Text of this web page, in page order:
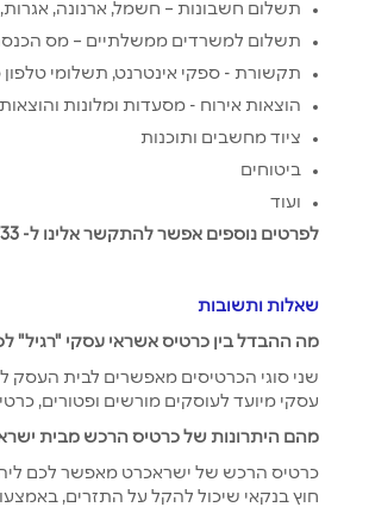
תשלום חשבונות – חשמל, ארנונה, אגרות,
תשלום למשרדים ממשלתיים – מס
תקשורת - ספקי אינטרנט, תשלומי טלפון
הוצאות אירוח - מסעדות ומלונות
ציוד מחשבים ותוכנות
ביטוחים
ועוד
לפרטים נוספים אפשר להתקשר אלינו ל- 03-6364733 או להשאיר פרטים מטה.
שאלות ותשובות
מה ההבדל בין כרטיס אשראי עסקי "רגיל"
שני סוגי הכרטיסים מאפשרים לבית העסק
עסקי מיועד לעוסקים מורשים ופטורים,
מהם היתרונות של כרטיס הרכש מבית
כרטיס הרכש של ישראכרט מאפשר לכם
חוץ בנקאי שיכול להקל על התזרים,